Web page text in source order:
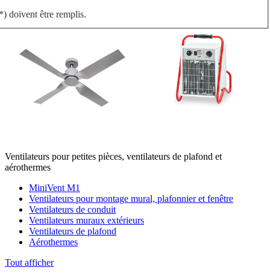
Ventilateurs pour petites pièces, ventilateurs de plafond et
aérothermes
MiniVent M1
Ventilateurs pour montage mural, plafonnier et fenêtre
Ventilateurs de conduit
Ventilateurs muraux extérieurs
Ventilateurs de plafond
Aérothermes
Tout afficher
doivent être remplis.